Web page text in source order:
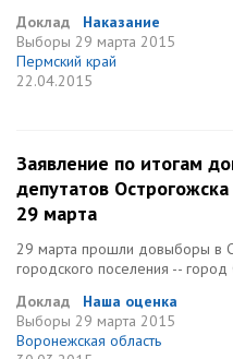
Доклад
Наказание
Выборы 29 марта 2015
Пермский край
22.04.2015
Заявление по итогам
депутатов
29 марта
29 марта прошли довыборы в
городского поселения -- город
Доклад
Наша оценка
Выборы 29 марта 2015
Воронежская область